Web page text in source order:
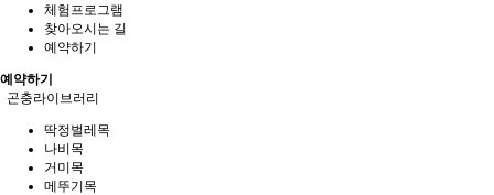
체험프로그램
찾아오시는 길
예약하기
예약하기
곤충라이브러리
딱정벌레목
나비목
거미목
메뚜기목